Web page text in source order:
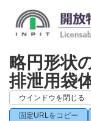
略円形状
排泄用袋
ウインドウを閉じる
固定URLをコピー